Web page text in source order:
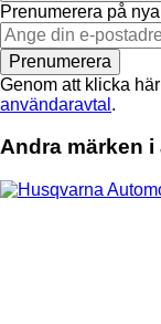
Prenumerera på
Prenumerera
Genom att klicka
användaravtal .
Andra märken